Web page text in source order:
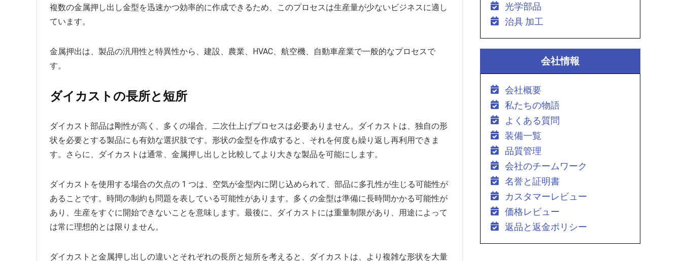
複数の金属押し出し金型を迅速かつ効率的に作成できるため、このプロセスは生産量が少ないビジネスに適し
ています。
金属押出は、製品の汎用性と特異性から、建設、農業、HVAC、航空機、自動車産業で一般的なプロセスで
す。
ダイカストの長所と短所
ダイカスト部品は剛性が高く、多くの場合、二次仕上げプロセスは必要ありません。ダイカストは、独自の形
状を必要とする製品にも有効な選択肢です。形状の金型を作成すると、それを何度も繰り返し再利用できま
す。さらに、ダイカストは通常​​、金属押し出しと比較してより大きな製品を可能にします。
ダイカストを使用する場合の欠点の 1 つは、空気が金型内に閉じ込められて、部品に多孔性が生じる可能性が
あることです。時間の制約も問題を表している可能性があります。多くの金型は準備に長時間かかる可能性が
あり、生産をすぐに開始できないことを意味します。最後に、ダイカストには重量制限があり、用途によって
は常に理想的とは限りません。
ダイカストと金属押し出しの違いとそれぞれの長所と短所を考えると、ダイカストは、より複雑な形状を大量
光学部品
治具 加工
会社情報
会社概要
私たちの物語
よくある質問
装備一覧
品質管理
会社のチームワーク
名誉と証明書
カスタマーレビュー
価格レビュー
返品と返金ポリシー